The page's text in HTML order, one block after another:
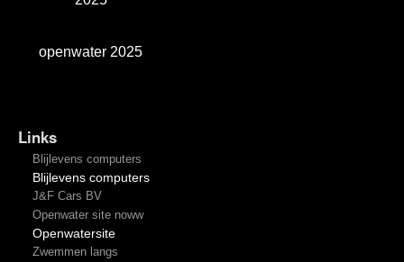
openwater 2025
Links
Blijlevens computers
Blijlevens computers
J&F Cars BV
Openwater site noww
Openwatersite
Zwemmen langs